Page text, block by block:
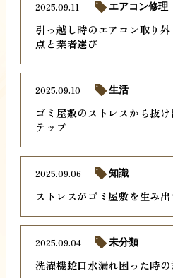
引っ越し時のエアコン取り
点と業者選び
2025.09.11 エアコン修理
ゴミ屋敷のストレスから抜
テップ
2025.09.10 生活
ストレスがゴミ屋敷を生み
2025.09.06 知識
洗濯機蛇口水漏れ困った時
2025.09.04 未分類